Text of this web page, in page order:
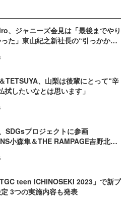
、ジャニーズ会見は「最後までやり
た」東山紀之新社長の“引っかかっ
TETSUYA、山梨は後輩にとって“辛
拭したいなとは思います」
SDGsプロジェクトに参画
小森隼＆THE RAMPAGE吉野北人
teen ICHINOSEKI 2023」で新プ
3つの実施内容も発表